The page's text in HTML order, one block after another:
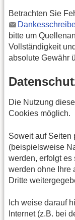
Betrachten Sie
bitte um
Vollständigkeit
absolute Gewähr
Die Nutzung
Cookies möglich.
Soweit auf Seiten
(beispielsweise
werden, erfolgt
werden ohne Ihre
Dritte
Ich weise darauf
Internet (z.B. bei